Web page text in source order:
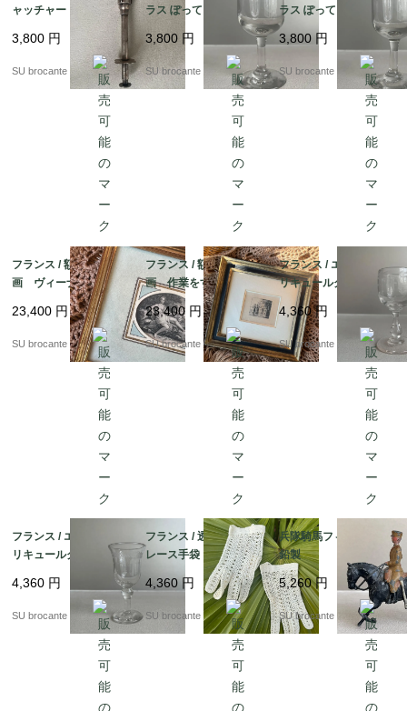
ャッチャー 銀メッキ
3,800 円
SU brocante
ラス ぽってりラウンド
3,800 円
SU brocante
ラス ぽってりラウンド
B 吹きガラス
3,800 円
SU brocante
フランス / 額装の小版
画 ヴィーナスとキュ
ーピッド 銅版画？
23,400 円
SU brocante
フランス / 額装の小版
画 作業をする女性と
肩を組む男女 銅版
画？
23,400 円
SU brocante
フランス / エッチング
リキュールグラス小2
吹きガラス
4,360円
SU brocante
フランス / エッチング
リキュールグラス小
4,360 円
SU brocante
フランス / 透かし編み
レース手袋
4,360円
SU brocante
兵隊騎馬フィギュア
鉛製
5,260円
SU brocante